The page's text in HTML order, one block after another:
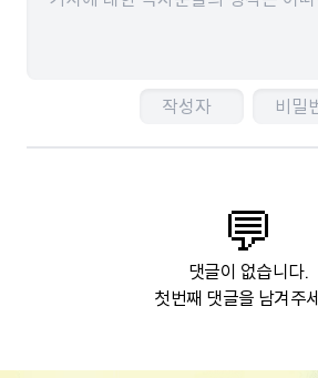
💬
댓글이 없습니다.
첫번째 댓글을 남겨주